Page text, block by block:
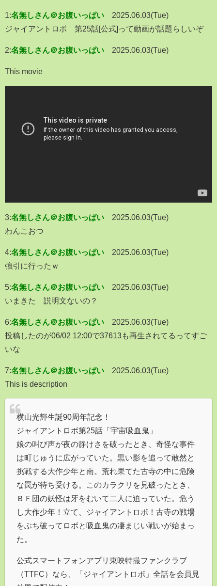
1:名無しさん＠お腹いっぱい
2025.06.03(Tue)
ジャイアントロボ 第25話[公式]って動画が話題らしいぞ
2:名無しさん＠お腹いっぱい 2025.06.03(Tue)
This movie
3:名無しさん＠お腹いっぱい
2025.06.03(Tue)
わんこおつ
4:名無しさん＠お腹いっぱい
2025.06.03(Tue)
強引に行ったｗ
5:名無しさん＠お腹いっぱい
2025.06.03(Tue)
いまきた 説明文ないの？
6:名無しさん＠お腹いっぱい
2025.06.03(Tue)
投稿したのが06/02 12:00で37613も再生されてるってすご
いな
7:名無しさん＠お腹いっぱい
2025.06.03(Tue)
This is description
横山光輝生誕90周年記念！
ジャイアントロボ第25話「宇宙吸血鬼」
娘の叫び声が夜の静けさを破ったとき、奇怪な事件
は町じゅうに広がっていた。黒い影を追って敢然と
挑戦する大作少年と南。荒れ果てた古寺の中に危険
な罠が待ち受ける。このカラクリを見破ったとき、
ＢＦ団の妖怪は牙をむいて二人に迫っていた。危う
し大作少年！立て、ジャイアントロボ！古寺の戦場
をぶち破ってロボと吸血鬼の凄まじい戦いが始まっ
た。
公式スマートフォンアプリ東映特撮ファンクラブ
（TTFC）なら、「ジャイアントロボ」全話を会員見